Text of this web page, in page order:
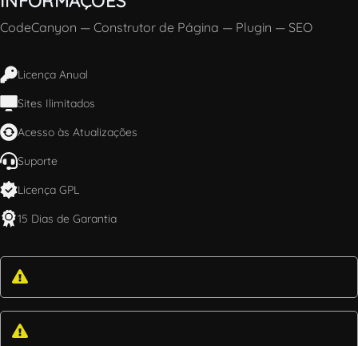
CodeCanyon — Construtor de Página — Plugin — SEO
Licença Anual
Sites Ilimitados
Acesso às Atualizações
Suporte
Licença GPL
15 Dias de Garantia